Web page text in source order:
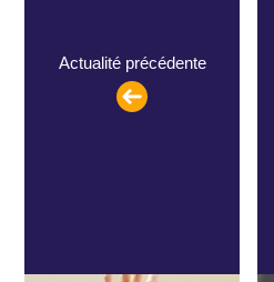
Actualité précédente